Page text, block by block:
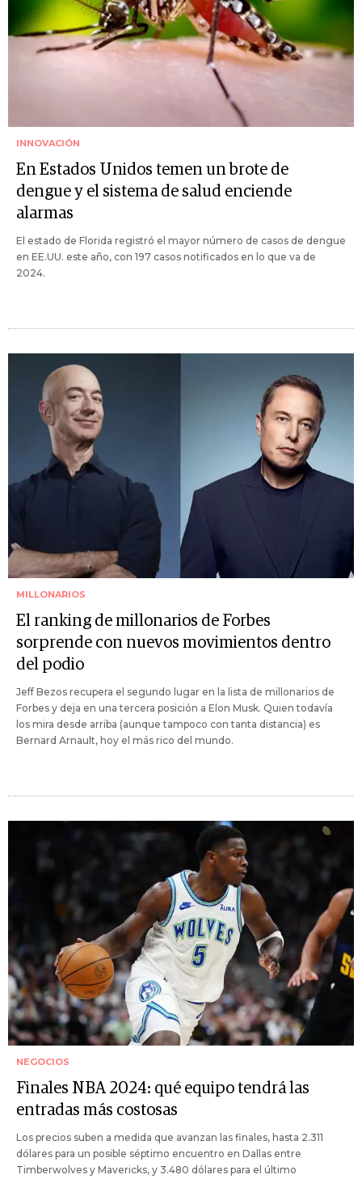
INNOVACIÓN
En Estados Unidos temen un brote de
dengue y el sistema de salud enciende
alarmas
El estado de Florida registró el mayor número de casos de dengue
en EE.UU. este año, con 197 casos notificados en lo que va de
2024.
MILLONARIOS
El ranking de millonarios de Forbes
sorprende con nuevos movimientos dentro
del podio
Jeff Bezos recupera el segundo lugar en la lista de millonarios de
Forbes y deja en una tercera posición a Elon Musk. Quien todavía
los mira desde arriba (aunque tampoco con tanta distancia) es
Bernard Arnault, hoy el más rico del mundo.
NEGOCIOS
Finales NBA 2024: qué equipo tendrá las
entradas más costosas
Los precios suben a medida que avanzan las finales, hasta 2.311
dólares para un posible séptimo encuentro en Dallas entre
Timberwolves y Mavericks, y 3.480 dólares para el último